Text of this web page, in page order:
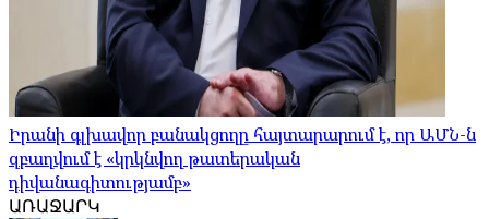
Իրանի գլխավոր բանակցողը հայտարարում է, որ ԱՄՆ-ն
զբաղվում է «կրկնվող թատերական
դիվանագիտությամբ»
ԱՌԱՋԱՐԿ